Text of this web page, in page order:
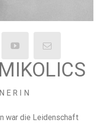
war die Leidenschaft